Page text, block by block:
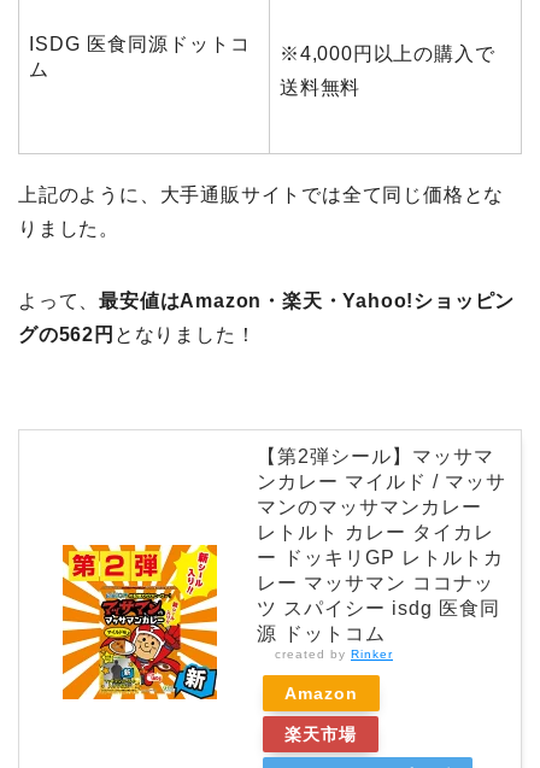
ISDG 医食同源ドットコ
ム
※4,000円以上の購入で
送料無料
上記のように、大手通販サイトでは全て同じ価格とな
りました。
よって、最安値はAmazon・楽天・Yahoo!ショッピン
グの562円 となりました！
【第2弾シール】マッサマ
ンカレー マイルド / マッサ
マンのマッサマンカレー
レトルト カレー タイカレ
ー ドッキリGP レトルトカ
レー マッサマン ココナッ
ツ スパイシー isdg 医食同
源 ドットコム
created by Rinker
Amazon
楽天市場